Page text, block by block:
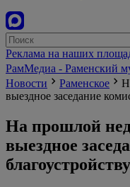
Реклама на наших
РамМедиа - Раменский
Новости
Раменское
выездное заседание
На прошлой
выездное
благоустройству